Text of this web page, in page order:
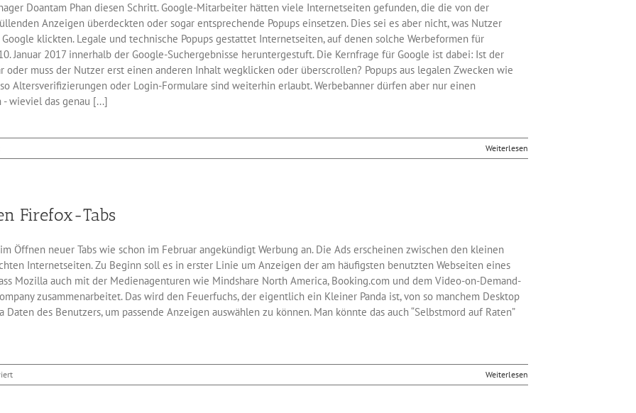
Doantam Phan diesen Schritt. Google-Mitarbeiter hätten viele Internetseiten gefunden, die die von der
Anzeigen überdeckten oder sogar entsprechende Popups einsetzen. Dies sei es aber nicht, was Nutzer
klickten. Legale und technische Popups gestattet Internetseiten, auf denen solche Werbeformen für
Januar 2017 innerhalb der Google-Suchergebnisse heruntergestuft. Die Kernfrage für Google ist dabei: Ist der
muss der Nutzer erst einen anderen Inhalt wegklicken oder überscrollen? Popups aus legalen Zwecken wie
Altersverifizierungen oder Login-Formulare sind weiterhin erlaubt. Werbebanner dürfen aber nur einen
- wieviel das genau [...]
für
SEO:
Popups
ab
Weiterlesen
Firefox-Tabs
Öffnen neuer Tabs wie schon im Februar angekündigt Werbung an. Die Ads erscheinen zwischen den kleinen
Internetseiten. Zu Beginn soll es in erster Linie um Anzeigen der am häufigsten benutzten Webseiten eines
Mozilla auch mit der Medienagenturen wie Mindshare North America, Booking.com und dem Video-on-Demand-
zusammenarbeitet. Das wird den Feuerfuchs, der eigentlich ein Kleiner Panda ist, von so manchem Desktop
des Benutzers, um passende Anzeigen auswählen zu können. Man könnte das auch “Selbstmord auf Raten”
für
Ab
Weiterlesen